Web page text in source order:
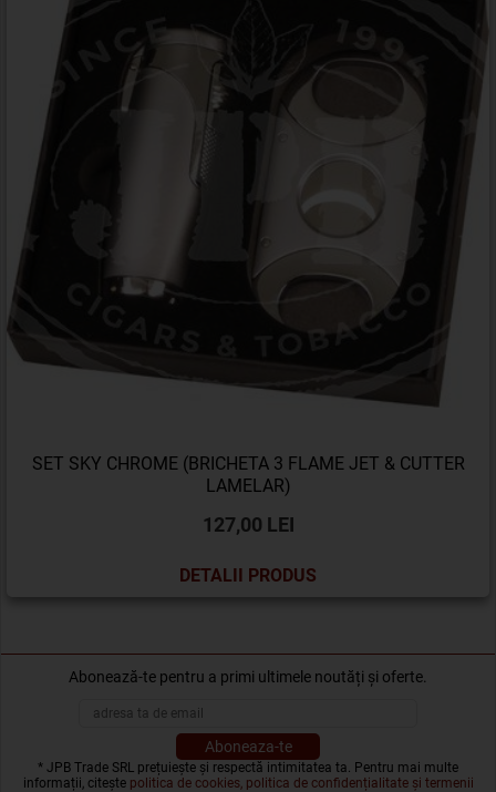
SET SKY CHROME (BRICHETA 3 FLAME JET & CUTTER
LAMELAR)
127,00 LEI
DETALII PRODUS
Abonează-te pentru a primi ultimele noutăți și oferte.
* JPB Trade SRL prețuiește și respectă intimitatea ta. Pentru mai multe
informații, citește politica de cookies, politica de confidențialitate și termenii